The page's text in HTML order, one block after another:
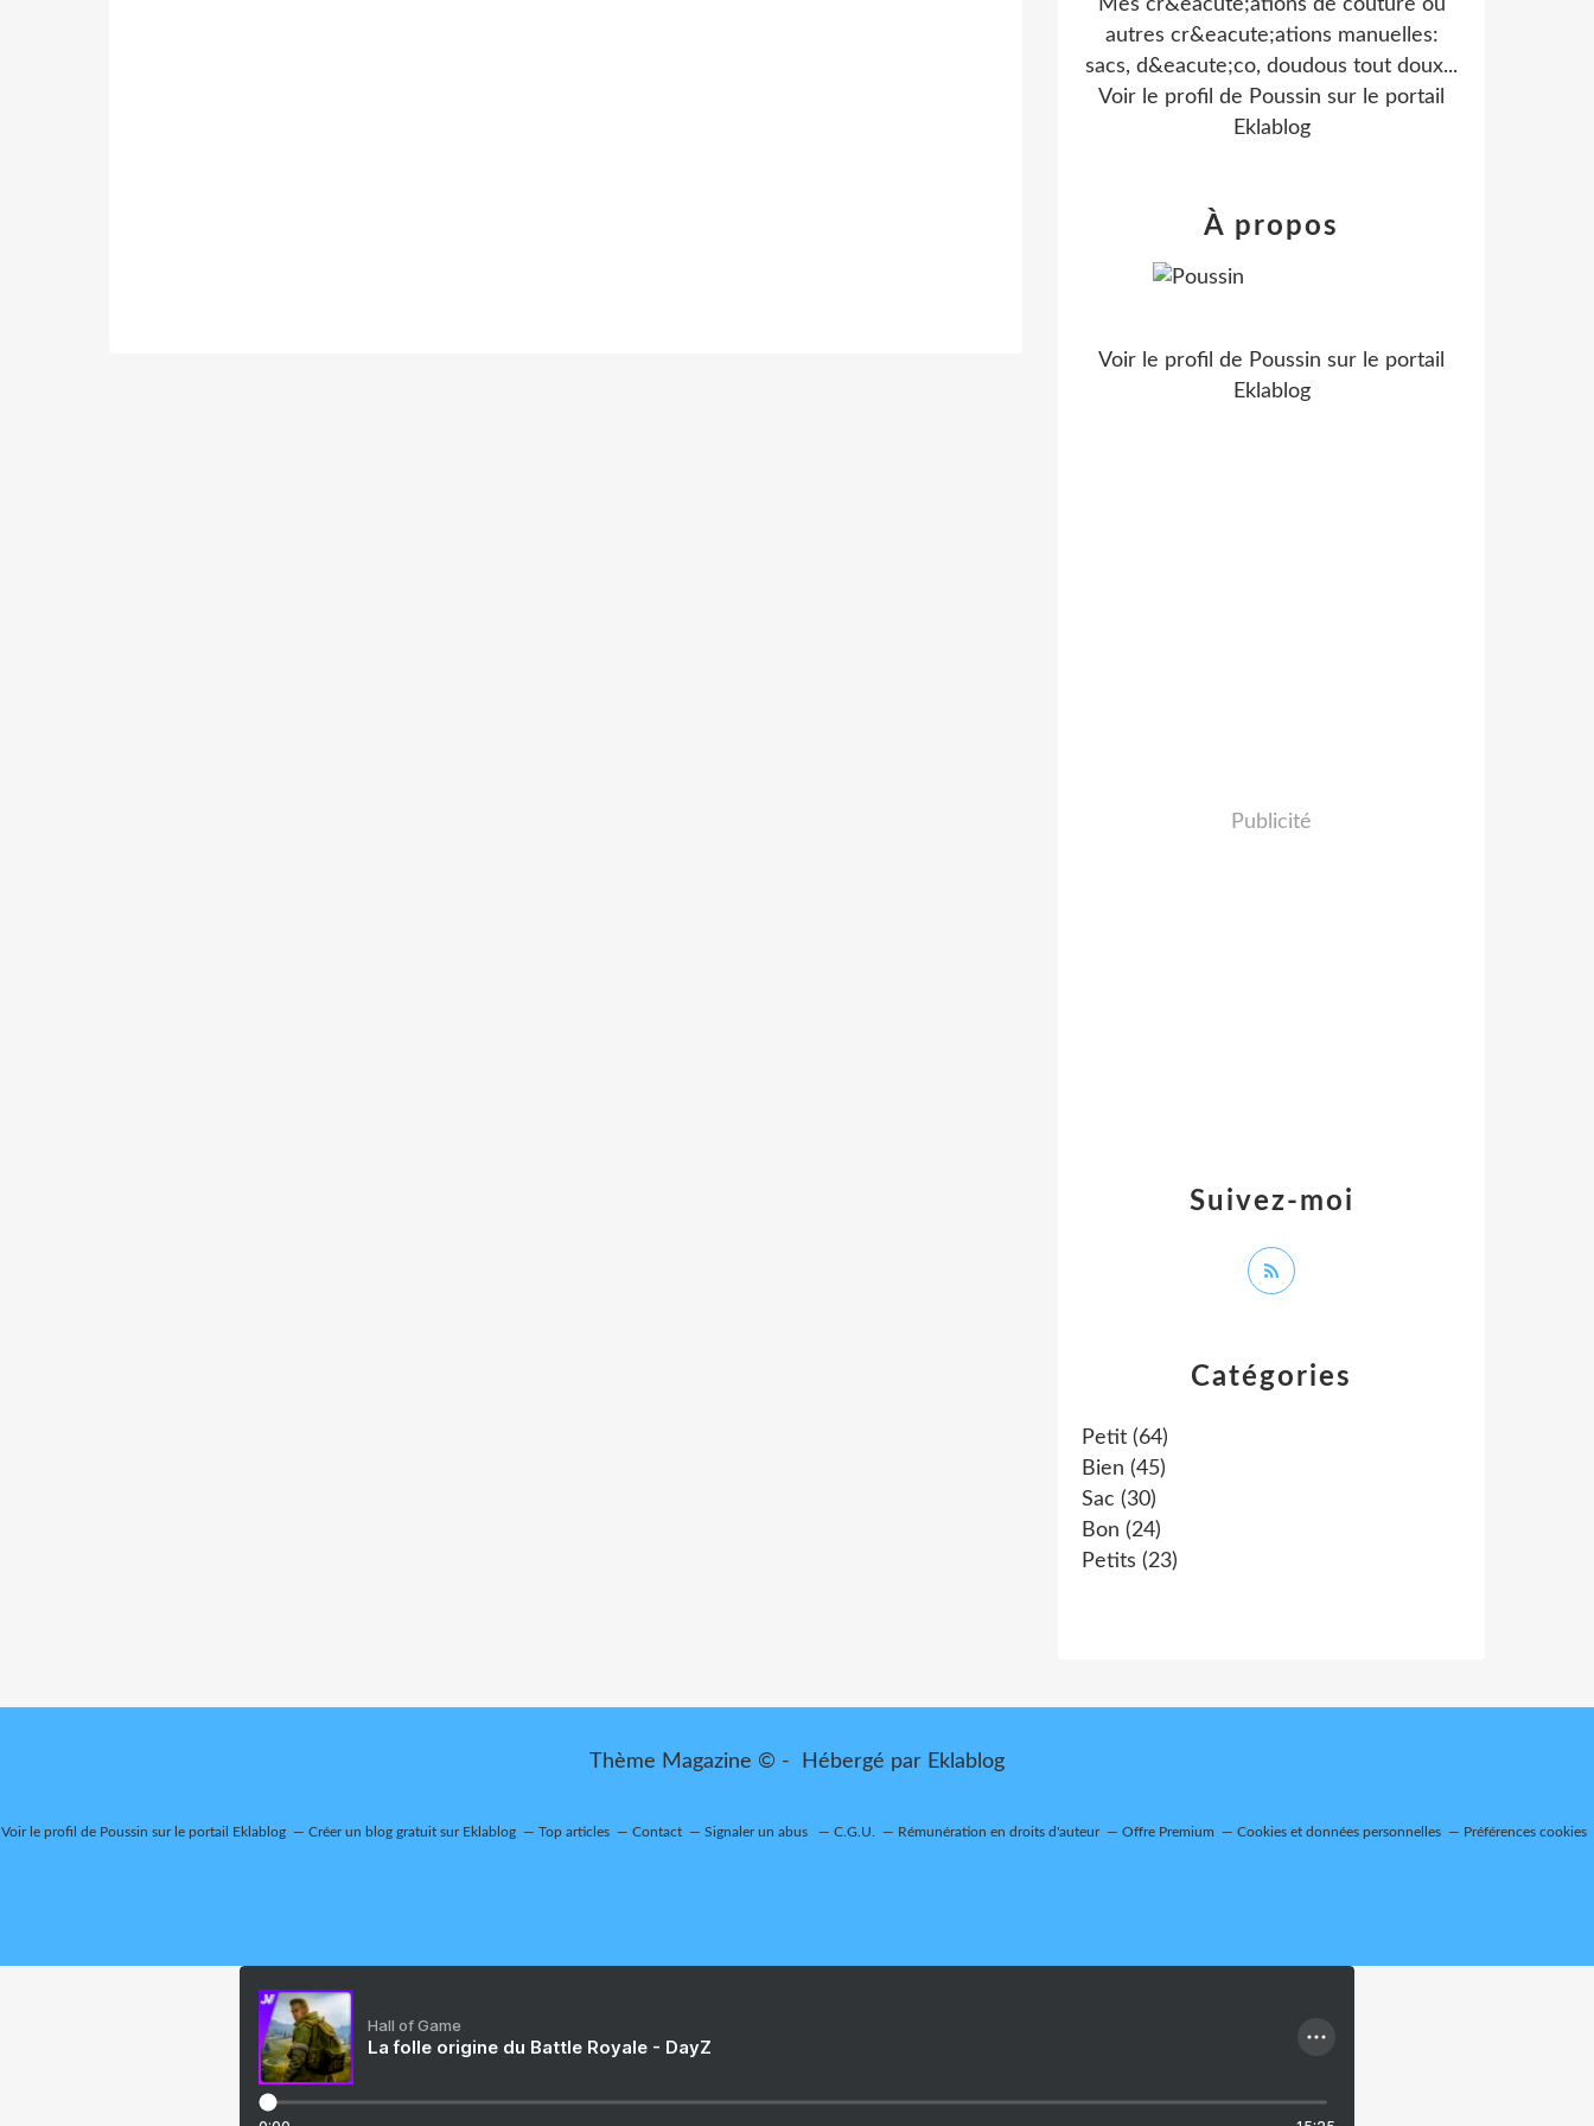
Catégories
Petit (64)
Bien (45)
Sac (30)
Bon (24)
Petits (23)
Mes cr&eacute;ations de couture ou
autres cr&eacute;ations manuelles:
sacs, d&eacute;co, doudous tout doux...
Voir le profil de Poussin sur le portail
Eklablog
Suivez-moi
À propos
Voir le profil de Poussin sur le portail
Eklablog
Publicité
Thème Magazine © - Hébergé par Eklablog
Voir le profil de Poussin sur le portail Eklablog Créer un blog gratuit sur Eklablog Top articles Contact Signaler un abus C.G.U. Rémunération en droits d'auteur Offre Premium Cookies et données personnelles Préférences cookies
Hall of Game
La folle origine du Battle Royale - DayZ